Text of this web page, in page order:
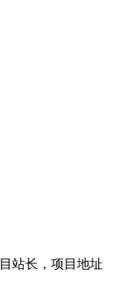
站长，项目地址